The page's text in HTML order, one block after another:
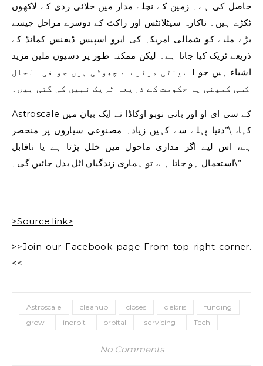
حاصل کی ہے۔ زمین کے نچلے مدار میں خلائی ردی کے لاکھوں
ٹکڑے ہیں۔ ناکارہ سیٹلائٹس اور راکٹ کے دوسرے مراحل جیسے
بڑے ملبے کو شمالی امریکہ کی ایرو اسپیس ڈیفنس کمانڈ کے
ذریعے ٹریک کیا جاتا ہے۔ لیکن ممکنہ طور پر دسیوں ملین مزید
اشیاء ہیں جو 1 سینٹی میٹر سے چھوٹی ہیں جو فی الحال
کسی کمپنی یا حکومت کے ذریعہ ٹریک نہیں کی گئی ہیں۔
Astroscale کے سی ای او اور بانی نوبو اوکاڈا نے ایک بیان میں
کہا، \”دنیا پہلے سے کہیں زیادہ مصنوعی سیاروں پر منحصر
ہے، اس لیے اگر مداری ماحول میں خلل پڑتا ہے یا ناقابل
استعمال ہو جاتا ہے، تو ہماری زندگیاں اٹل بدل جائیں گی۔\”
>Source link>
>>Join our Facebook page From top right corner.
<<
Astroscale cleanup closes debris
funding
grow
inorbit orbital servicing Tech
No Comments